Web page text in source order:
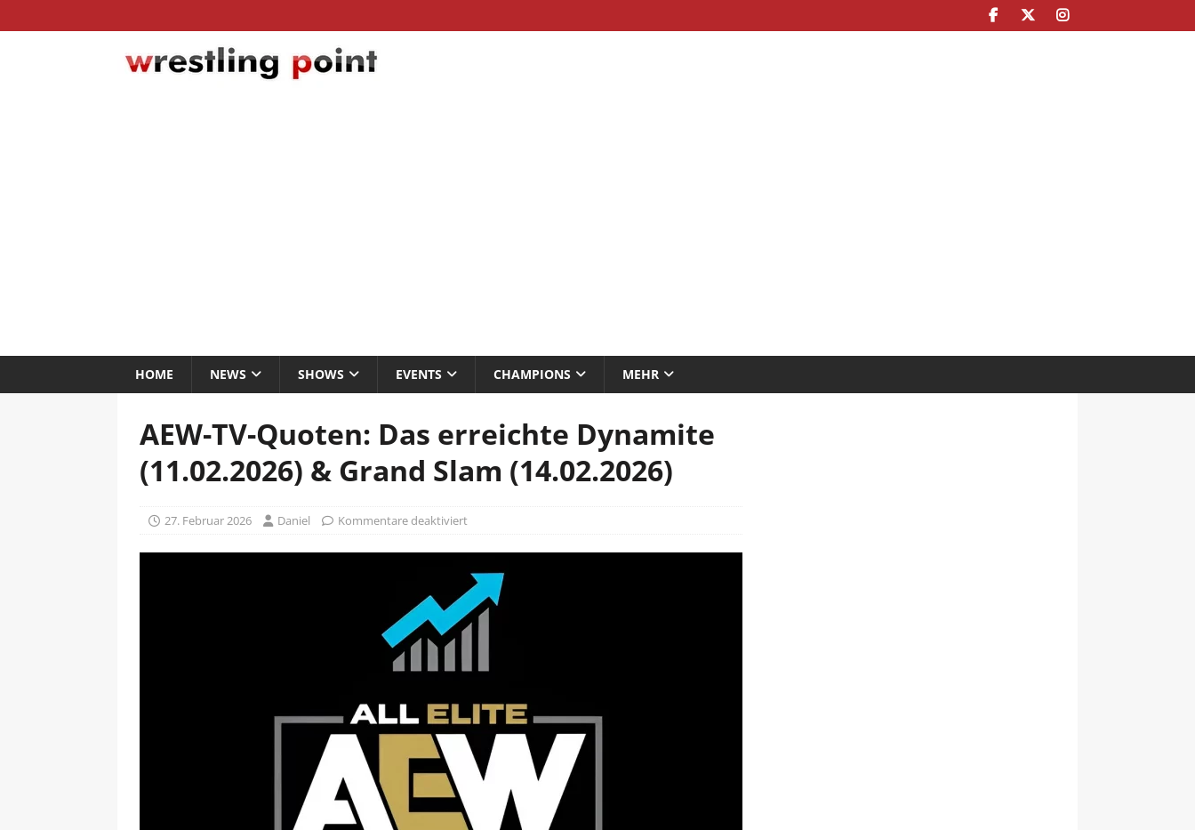
HOME NEWS SHOWS EVENTS CHAMPIONS MEHR
AEW-TV-Quoten: Das erreichte Dynamite
(11.02.2026) & Grand Slam (14.02.2026)
27. Februar 2026 Daniel Kommentare deaktiviert